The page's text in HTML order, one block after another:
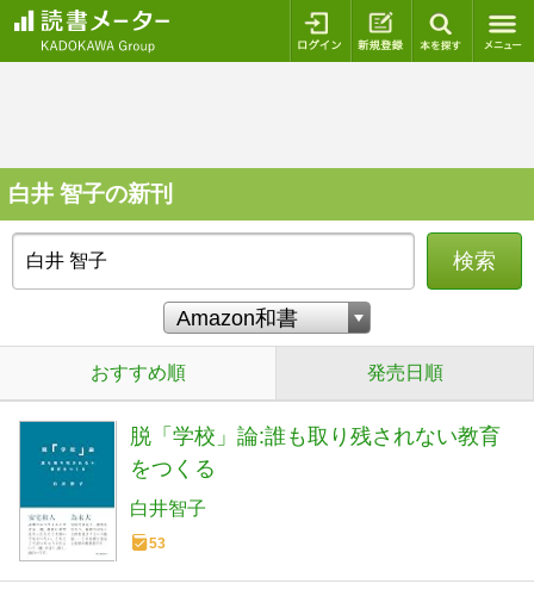
ログイン 新規登録
白井 智子の新刊
検索
おすすめ順 発売日順
脱「学校」論:誰も取り残されない教育
をつくる
白井智子
53